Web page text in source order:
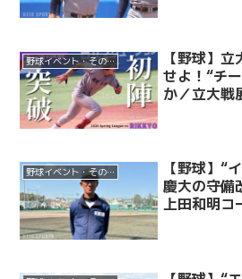
野球イベント・その他
【野球】
せよ！“チ
か／立大戦
野球イベント・その他
【野球】“
慶大の守備
上田和明コ